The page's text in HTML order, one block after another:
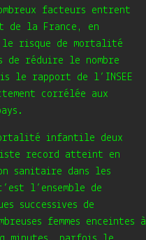
facteurs entrent
de la France, en
le risque de mortalité
réduire le nombre
le rapport de l’INSEE
corrélée aux
.
infantile deux
record atteint en
sanitaire dans les
l’ensemble de
successives de
femmes enceintes à